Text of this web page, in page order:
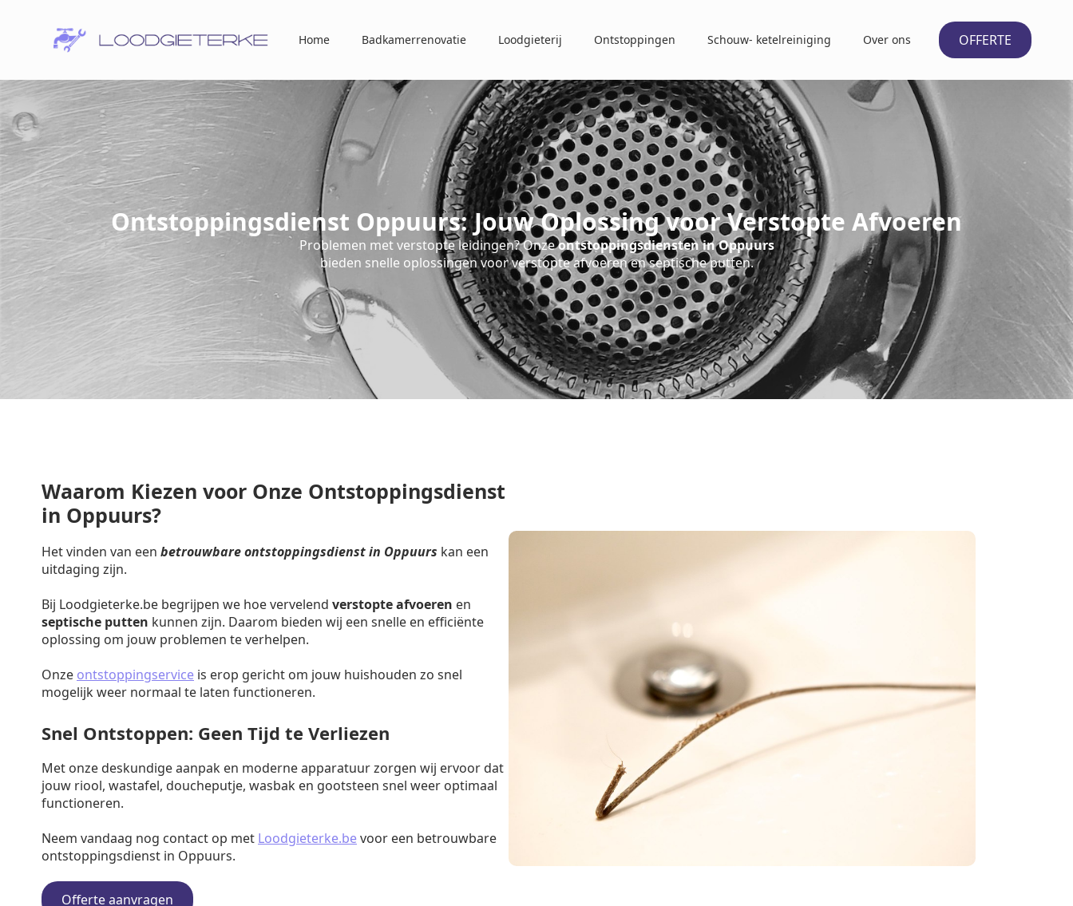
Home Badkamerrenovatie Loodgieterij Ontstoppingen Schouw- ketelreiniging Over ons OFFERTE
Ontstoppingsdienst Oppuurs: Jouw Oplossing voor Verstopte Afvoeren
Problemen met verstopte leidingen? Onzeontstoppingsdiensten in Oppuurs
bieden snelle oplossingen voor verstopte afvoeren en septische putten.
Waarom Kiezen voor Onze Ontstoppingsdienst
in Oppuurs?
Het vinden van een betrouwbare ontstoppingsdienst in Oppuurs kan een
uitdaging zijn.
Bij Loodgieterke.be begrijpen we hoe vervelend verstopte afvoeren en
septische putten kunnen zijn. Daarom bieden wij een snelle en efficiënte
oplossing om jouw problemen te verhelpen.
Onze ontstoppingservice is erop gericht om jouw huishouden zo snel
mogelijk weer normaal te laten functioneren.
Snel Ontstoppen: Geen Tijd te Verliezen
Met onze deskundige aanpak en moderne apparatuur zorgen wij ervoor dat
jouw riool, wastafel, doucheputje, wasbak en gootsteen snel weer optimaal
functioneren.
Neem vandaag nog contact op met Loodgieterke.bevoor een betrouwbare
ontstoppingsdienst in Oppuurs.
Offerte aanvragen